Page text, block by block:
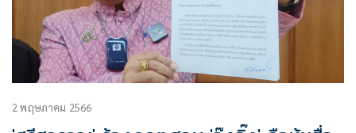
2 พฤษภาคม 2566